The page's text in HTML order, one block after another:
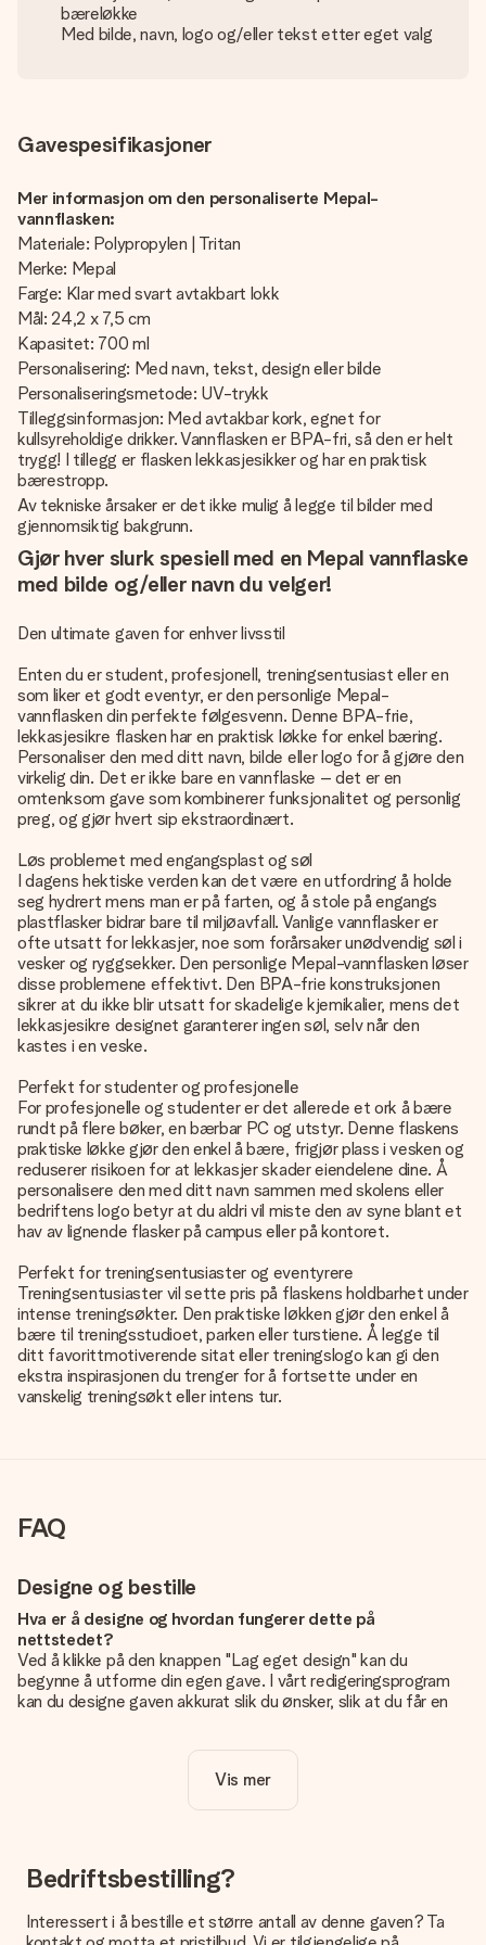
bæreløkke
Med bilde, navn, logo og/eller tekst etter eget valg
Gavespesifikasjoner
Mer informasjon om den personaliserte Mepal-
vannflasken:
Materiale: Polypropylen | Tritan
Merke: Mepal
Farge: Klar med svart avtakbart lokk
Mål: 24,2 x 7,5 cm
Kapasitet: 700 ml
Personalisering: Med navn, tekst, design eller bilde
Personaliseringsmetode: UV-trykk
Tilleggsinformasjon: Med avtakbar kork, egnet for
kullsyreholdige drikker. Vannflasken er BPA-fri, så den er helt
trygg! I tillegg er flasken lekkasjesikker og har en praktisk
bærestropp.
Av tekniske årsaker er det ikke mulig å legge til bilder med
gjennomsiktig bakgrunn.
Gjør hver slurk spesiell med en Mepal vannflaske
med bilde og/eller navn du velger!
Den ultimate gaven for enhver livsstil
Enten du er student, profesjonell, treningsentusiast eller en
som liker et godt eventyr, er den personlige Mepal-
vannflasken din perfekte følgesvenn. Denne BPA-frie,
lekkasjesikre flasken har en praktisk løkke for enkel bæring.
Personaliser den med ditt navn, bilde eller logo for å gjøre den
virkelig din. Det er ikke bare en vannflaske – det er en
omtenksom gave som kombinerer funksjonalitet og personlig
preg, og gjør hvert sip ekstraordinært.
Løs problemet med engangsplast og søl
I dagens hektiske verden kan det være en utfordring å holde
seg hydrert mens man er på farten, og å stole på engangs
plastflasker bidrar bare til miljøavfall. Vanlige vannflasker er
ofte utsatt for lekkasjer, noe som forårsaker unødvendig søl i
vesker og ryggsekker. Den personlige Mepal-vannflasken løser
disse problemene effektivt. Den BPA-frie konstruksjonen
sikrer at du ikke blir utsatt for skadelige kjemikalier, mens det
lekkasjesikre designet garanterer ingen søl, selv når den
kastes i en veske.
Perfekt for studenter og profesjonelle
For profesjonelle og studenter er det allerede et ork å bære
rundt på flere bøker, en bærbar PC og utstyr. Denne flaskens
praktiske løkke gjør den enkel å bære, frigjør plass i vesken og
reduserer risikoen for at lekkasjer skader eiendelene dine. Å
personalisere den med ditt navn sammen med skolens eller
bedriftens logo betyr at du aldri vil miste den av syne blant et
hav av lignende flasker på campus eller på kontoret.
Perfekt for treningsentusiaster og eventyrere
Treningsentusiaster vil sette pris på flaskens holdbarhet under
intense treningsøkter. Den praktiske løkken gjør den enkel å
bære til treningsstudioet, parken eller turstiene. Å legge til
ditt favorittmotiverende sitat eller treningslogo kan gi den
ekstra inspirasjonen du trenger for å fortsette under en
vanskelig treningsøkt eller intens tur.
FAQ
Designe og bestille
Hva er å designe og hvordan fungerer dette på
nettstedet?
Ved å klikke på den knappen "Lag eget design" kan du
begynne å utforme din egen gave. I vårt redigeringsprogram
kan du designe gaven akkurat slik du ønsker, slik at du får en
å gjøre gaven din helt unik.
Er eget design inkludert i prisen?
Hvordan vet jeg om bildt mitt er av riktig kvalitet?
Derfor er det viktig å bruke bilder av høy kvalitet. Hvis du er
Vis mer
Bedriftsbestilling?
Interessert i å bestille et større antall av denne gaven? Ta